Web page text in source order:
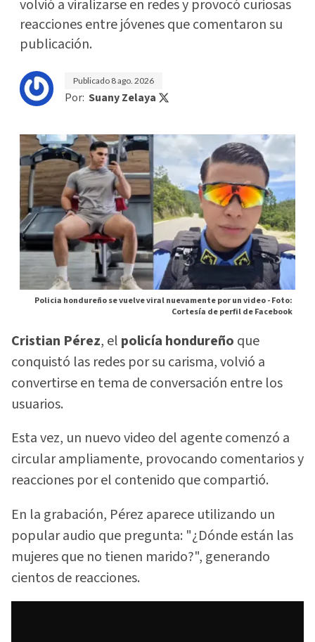
volvió a viralizarse en redes y provocó curiosas
reacciones entre jóvenes que comentaron su
publicación.
Publicado 8 ago. 2026
Por: Suany Zelaya
Policia hondureño se vuelve viral nuevamente por un video -Foto:
Cortesía de perfil de Facebook
Cristian Pérez, el policía hondureño que
conquistó las redes por su carisma, volvió a
convertirse en tema de conversación entre los
usuarios.
Esta vez, un nuevo video del agente comenzó a
circular ampliamente, provocando comentarios y
reacciones por el contenido que compartió.
En la grabación, Pérez aparece utilizando un
popular audio que pregunta: "¿Dónde están las
mujeres que no tienen marido?", generando
cientos de reacciones.